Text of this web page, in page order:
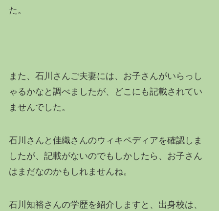
た。
また、石川さんご夫妻には、お子さんがいらっし
ゃるかなと調べましたが、どこにも記載されてい
ませんでした。
石川さんと佳織さんのウィキペディアを確認しま
したが、記載がないのでもしかしたら、お子さん
はまだなのかもしれませんね。
石川知裕さんの学歴を紹介しますと、出身校は、